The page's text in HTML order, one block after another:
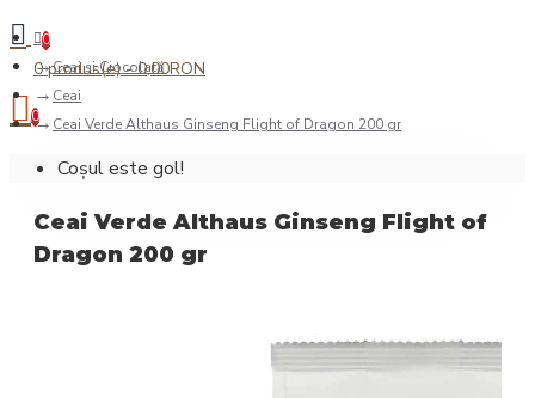
0
0 produs(e) - 0,00RON
0
Coșul este gol!
Ceai şi Ciocolată
Ceai
Ceai Verde Althaus Ginseng Flight of Dragon 200 gr
Ceai Verde Althaus Ginseng Flight of
Dragon 200 gr